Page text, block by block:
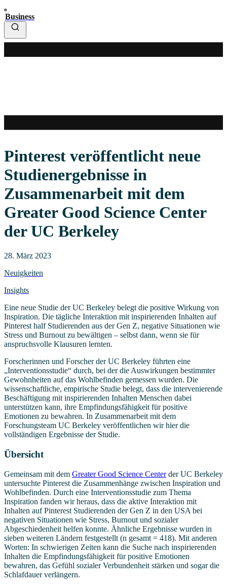
Business
Pinterest veröffentlicht neue
Studienergebnisse in
Zusammenarbeit mit dem
Greater Good Science Center
der UC Berkeley
28. März 2023
Neuigkeiten
Insights
Eine neue Studie der UC Berkeley belegt die positive Wirkung von
Inspiration. Die tägliche Interaktion mit inspirierenden Inhalten auf
Pinterest half Studierenden aus der Gen Z, negative Situationen wie
Stress und Burnout zu bewältigen – selbst dann, wenn sie für
anspruchsvolle Klausuren lernten.
Forscherinnen und Forscher der UC Berkeley führten eine
„Interventionsstudie“ durch, bei der die Auswirkungen bestimmter
Gewohnheiten auf das Wohlbefinden gemessen wurden. Die
wissenschaftliche, empirische Studie belegt, dass die intervenierende
Beschäftigung mit inspirierenden Inhalten Menschen dabei
unterstützen kann, ihre Empfindungsfähigkeit für positive
Emotionen zu bewahren. In Zusammenarbeit mit dem
Forschungsteam UC Berkeley veröffentlichen wir hier die
vollständigen Ergebnisse der Studie.
Übersicht
Gemeinsam mit dem Greater Good Science Centerder UC Berkeley
untersuchte Pinterest die Zusammenhänge zwischen Inspiration und
Wohlbefinden. Durch eine Interventionsstudie zum Thema
Inspiration fanden wir heraus, dass die aktive Interaktion mit
Inhalten auf Pinterest Studierenden der Gen Z in den USA bei
negativen Situationen wie Stress, Burnout und sozialer
Abgeschiedenheit helfen konnte. Ähnliche Ergebnisse wurden in
sieben weiteren Ländern festgestellt (n gesamt = 418). Mit anderen
Worten: In schwierigen Zeiten kann die Suche nach inspirierenden
Inhalten die Empfindungsfähigkeit für positive Emotionen
bewahren, das Gefühl sozialer Verbundenheit stärken und sogar die
Schlafdauer verlängern.